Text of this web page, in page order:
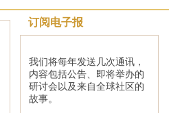
订阅电子报
我们将每年发送几次通讯，
内容包括公告、即将举办的
研讨会以及来自全球社区的
故事。